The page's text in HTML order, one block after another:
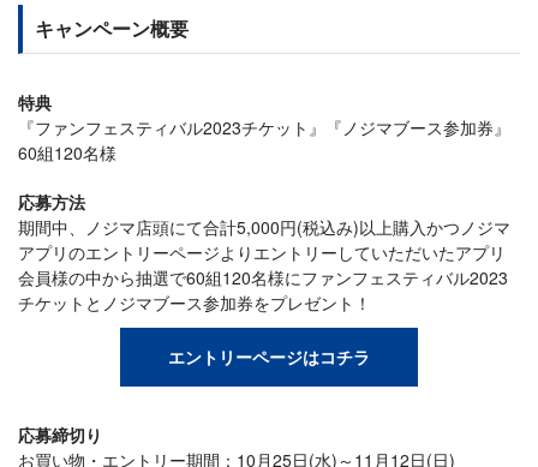
キャンペーン概要
特典
『ファンフェスティバル2023チケット』『ノジマブース参加券』
60組120名様
応募方法
期間中、ノジマ店頭にて合計5,000円(税込み)以上購入かつノジマ
アプリのエントリーページよりエントリーしていただいたアプリ
会員様の中から抽選で60組120名様にファンフェスティバル2023
チケットとノジマブース参加券をプレゼント！
エントリーページはコチラ
応募締切り
お買い物・エントリー期間：10月25日(水)～11月12日(日)